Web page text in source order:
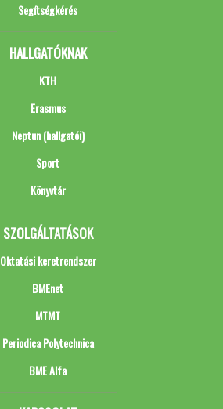
Segítségkérés
HALLGATÓKNAK
KTH
Erasmus
Neptun (hallgatói)
Sport
Könyvtár
SZOLGÁLTATÁSOK
Oktatási keretrendszer
BMEnet
MTMT
Periodica Polytechnica
BME Alfa